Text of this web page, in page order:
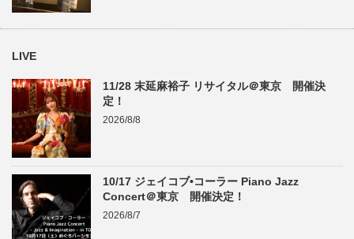
LIVE
11/28 末延麻裕子 リサイタル＠東京 開催決
定！
2026/8/8
10/17 ジェイコブ•コーラー Piano Jazz
Concert＠東京 開催決定！
2026/8/7